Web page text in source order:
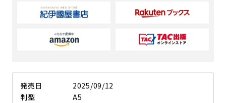
発売日
2025/09/12
判型
A5